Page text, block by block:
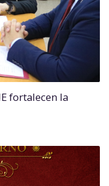
fortalecen la